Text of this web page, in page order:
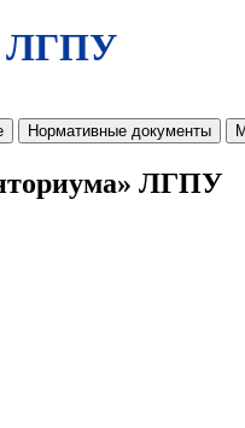
Нормативные документы
ЛГПУ